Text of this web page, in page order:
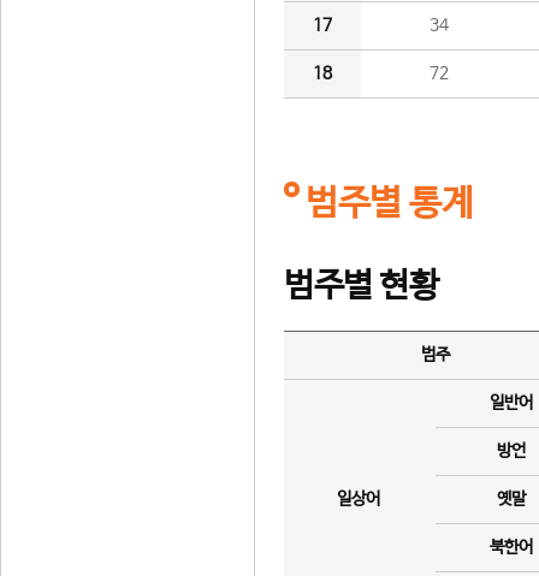
17 34
18 72
범주별 통계
범주별 현황
범주
일상어
일반어
방언
옛말
북한어